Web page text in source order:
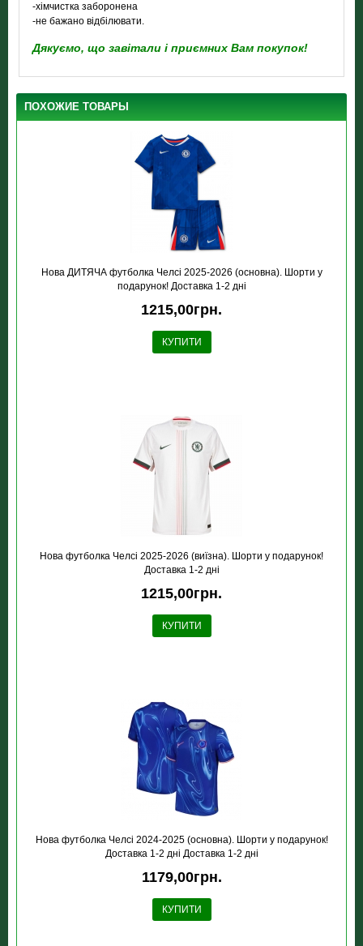
-хімчистка заборонена
-не бажано відбілювати.
Дякуємо, що завітали і приємних Вам покупок!
ПОХОЖИЕ ТОВАРЫ
Нова ДИТЯЧА футболка Челсі 2025-2026 (основна). Шорти у
подарунок! Доставка 1-2 дні
1215,00грн.
КУПИТИ
Нова футболка Челсі 2025-2026 (виїзна). Шорти у подарунок!
Доставка 1-2 дні
1215,00грн.
КУПИТИ
Нова футболка Челсі 2024-2025 (основна). Шорти у подарунок!
Доставка 1-2 дні Доставка 1-2 дні
1179,00грн.
КУПИТИ